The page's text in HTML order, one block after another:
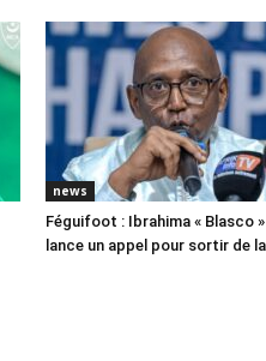
news
Féguifoot : Ibrahima « Blasco
lance un appel pour sortir de